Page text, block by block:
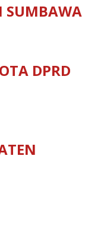
SUMBAWA
DPRD